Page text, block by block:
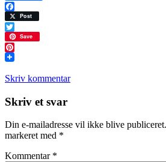
Facebook
Post
Twitter
Save
Pinterest
Skriv kommentar
Læserinteraktioner
Skriv et svar
Din e-mailadresse vil ikke blive publiceret.
markeret med *
Kommentar *